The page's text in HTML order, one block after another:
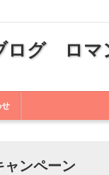
ログ ロマ
せ
ャンペーン